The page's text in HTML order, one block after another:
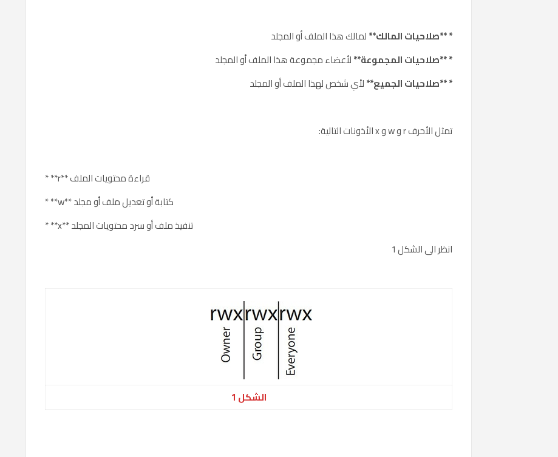
* **صلاحيات المالك**لمالك هذا الملف أو المجلد
* **صلاحيات المجموعة**لأعضاء مجموعة هذا الملف أو المجلد
* **صلاحيات الجميع**لأي شخص لهذا الملف أو المجلد
تمثل الأحرف r و w و x الأذونات التالية:
* **r** قراءة محتويات الملف
* **w** كتابة أو تعديل ملف أو مجلد
* **x** تنفيذ ملف أو سرد محتويات المجلد
انظر الى الشكل 1
الشكل 1